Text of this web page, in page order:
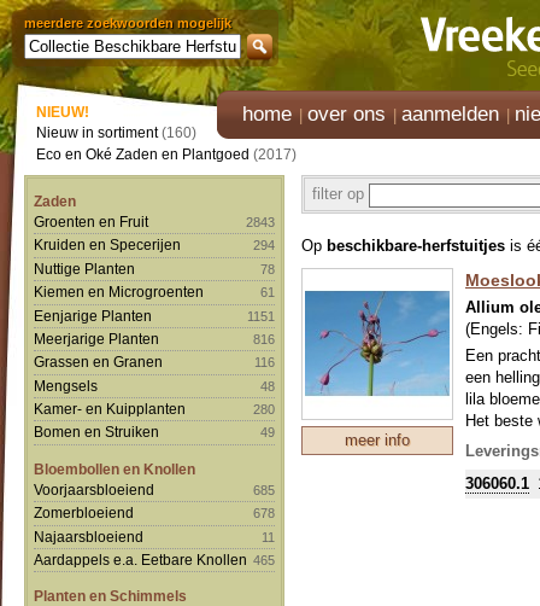
meerdere zoekwoorden mogelijk
home over ons aanmelden
NIEUW!
Nieuw in sortiment(160)
Eco en Oké Zaden en Plantgoed (2017)
Zaden
Groenten en Fruit
2843
Kruiden en Specerijen 294
Nuttige Planten 78
Kiemen en Microgroenten 61
Eenjarige Planten 1151
Meerjarige Planten 816
Grassen en Granen 116
Mengsels 48
Kamer- en Kuipplanten 280
Bomen en Struiken 49
Bloembollen en Knollen
Voorjaarsbloeiend
685
Zomerbloeiend 678
Najaarsbloeiend 11
Aardappels e.a. Eetbare Knollen 465
Planten en Schimmels
filter op
Op beschikbare-herfstuitjes is
meer info
Allium
(Engels:
Een
een
lila
Het beste
306060.1